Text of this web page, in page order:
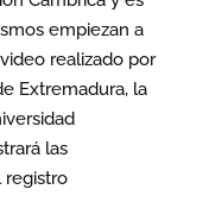
empiezan a
realizado por
Extremadura, la
las
registro